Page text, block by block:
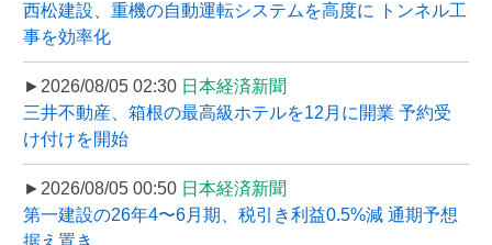
西松建設、重機の自動運転システムを高度に トンネル工
事を効率化
►2026/08/05 02:30 日本経済新聞
三井不動産、箱根の最高級ホテルを12月に開業 予約受
け付けを開始
►2026/08/05 00:50 日本経済新聞
第一建設の26年4〜6月期、税引き利益0.5%減 通期予想
据え置き